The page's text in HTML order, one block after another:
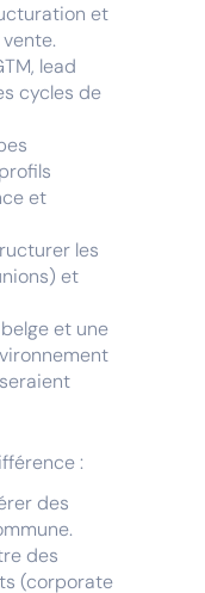
et
lead
cycles de
et
les
et
et une
:
des
des
(corporate